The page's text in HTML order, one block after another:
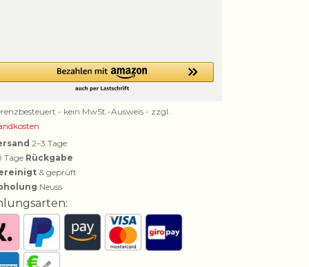
- kein MwSt.-Ausweis - zzgl.
2–3 Tage
Tage Rückgabe
& geprüft
Neuss